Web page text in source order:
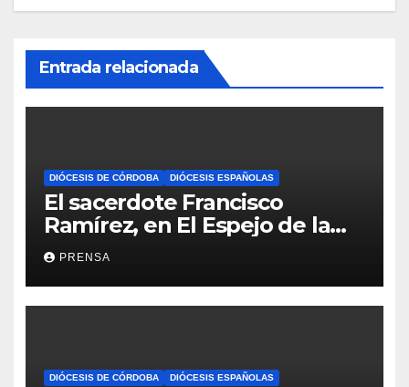
Entrada relacionada
DIÓCESIS DE CÓRDOBA DIÓCESIS ESPAÑOLAS
El sacerdote Francisco
Ramírez, en El Espejo de la
Iglesia
PRENSA
DIÓCESIS DE CÓRDOBA DIÓCESIS ESPAÑOLAS